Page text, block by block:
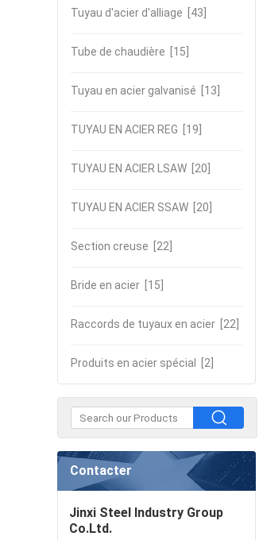
Tuyau d'acier d'alliage [43]
Tube de chaudière [15]
Tuyau en acier galvanisé [13]
TUYAU EN ACIER REG [19]
TUYAU EN ACIER LSAW [20]
TUYAU EN ACIER SSAW [20]
Section creuse [22]
Bride en acier [15]
Raccords de tuyaux en acier [22]
Produits en acier spécial [2]
Contacter
Jinxi Steel Industry Group
Co.Ltd.